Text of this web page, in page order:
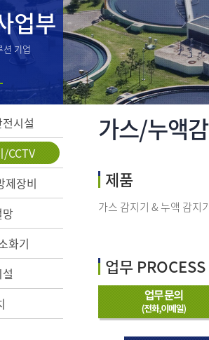
업부
션 기업
시설
/CCTV
제장비
화기
가스/누액
제품
가스 감지기 & 누액 감지
업무 PROCESS